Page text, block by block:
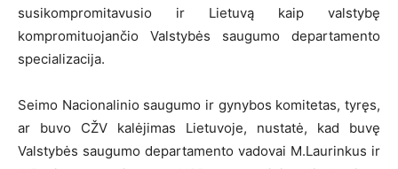
susikompromitavusio ir Lietuvą kaip valstybę
kompromituojančio Valstybės saugumo departamento
specializacija.
Seimo Nacionalinio saugumo ir gynybos komitetas, tyręs,
ar buvo CŽV kalėjimas Lietuvoje, nustatė, kad buvę
Valstybės saugumo departamento vadovai M.Laurinkus ir